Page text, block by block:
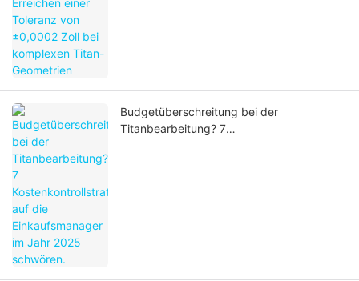
Budgetüberschreitung bei der
Titanbearbeitung? 7